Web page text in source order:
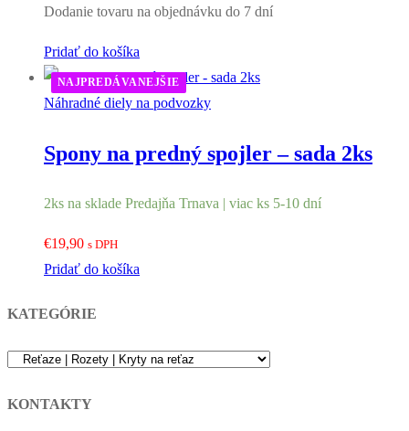
Dodanie tovaru na objednávku do 7 dní
Pridať do košíka
Náhradné diely na podvozky
NAJPREDÁVANEJŠIE
Spony na predný spojler – sada 2ks
2ks na sklade Predajňa Trnava | viac ks 5-10 dní
€19,90 s DPH
Pridať do košíka
KATEGÓRIE
KONTAKTY